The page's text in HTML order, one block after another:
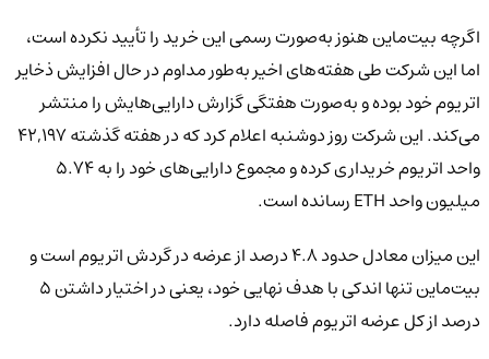
اگرچه بیت‌ماین هنوز به‌صورت رسمی این خرید را تأیید نکرده است،
اما این شرکت طی هفته‌های اخیر به‌طور مداوم در حال افزایش ذخایر
اتریوم خود بوده و به‌صورت هفتگی گزارش دارایی‌هایش را منتشر
می‌کند. این شرکت روز دوشنبه اعلام کرد که در هفته گذشته ۴۲,۱۹۷
واحد اتریوم خریداری کرده و مجموع دارایی‌های خود را به ۵.۷۴
میلیون واحد ETH رسانده است.
این میزان معادل حدود ۴.۸ درصد از عرضه در گردش اتریوم است و
بیت‌ماین تنها اندکی با هدف نهایی خود، یعنی در اختیار داشتن ۵
درصد از کل عرضه اتریوم فاصله دارد.